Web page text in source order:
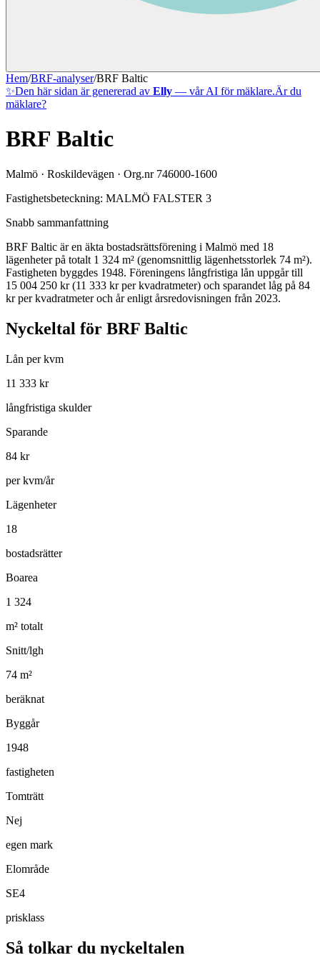
Hem/BRF-analyser/BRF Baltic
✨Den här sidan är genererad av Elly — vår AI för mäklare.Är du
mäklare?
BRF Baltic
Malmö · Roskildevägen · Org.nr 746000-1600
Fastighetsbeteckning: MALMÖ FALSTER 3
Snabb sammanfattning
BRF Baltic är en äkta bostadsrättsförening i Malmö med 18
lägenheter på totalt 1 324 m² (genomsnittlig lägenhetsstorlek 74 m²).
Fastigheten byggdes 1948. Föreningens långfristiga lån uppgår till
15 004 250 kr (11 333 kr per kvadratmeter) och sparandet låg på 84
kr per kvadratmeter och år enligt årsredovisningen från 2023.
Nyckeltal för BRF Baltic
Lån per kvm
11 333 kr
långfristiga skulder
Sparande
84 kr
per kvm/år
Lägenheter
18
bostadsrätter
Boarea
1 324
m² totalt
Snitt/lgh
74 m²
beräknat
Byggår
1948
fastigheten
Tomträtt
Nej
egen mark
Elområde
SE4
prisklass
Så tolkar du nyckeltalen